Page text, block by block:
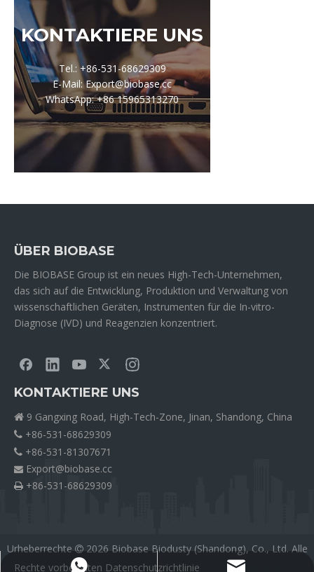
KONTAKTIERE UNS
Tel.: +86-531-68629309
E-Mail: Export@biobase.cc
WhatsApp: +86 15965313270
ÜBER BIOBASE
Die BIOBASE Group ist ein neues High-Tech-Unternehmen,
das sich auf die Entwicklung, Produktion und Verwaltung von
wissenschaftlichen Geräten, Instrumenten für die In-vitro-
Diagnose (IVD) und Reagenzien konzentriert.
KONTAKTIERE UNS
 9 Gangxing Road, High-Tech-Zone, Jinan, Shandong, China
 +86-531-68629309
 +86-531-81307671
 Export@biobase.cc
 +86-531-68629309
+8615965313270
Export@biobase.cc
Urheberrechte  2026 Biobase Biodusty (Shandong), Co., Ltd. Alle
Rechte vorbehalten Datenschutzrichtlinie 外贸网站网站建设公司